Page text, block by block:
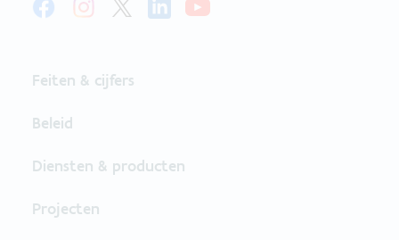
Feiten & cijfers
Beleid
Diensten & producten
Projecten